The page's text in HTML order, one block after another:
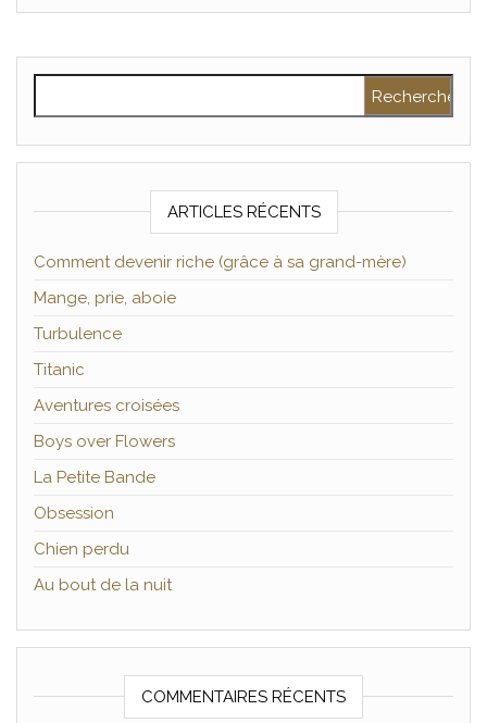
ARTICLES RÉCENTS
Comment devenir riche (grâce à sa grand-mère)
Mange, prie, aboie
Turbulence
Titanic
Aventures croisées
Boys over Flowers
La Petite Bande
Obsession
Chien perdu
Au bout de la nuit
COMMENTAIRES RÉCENTS